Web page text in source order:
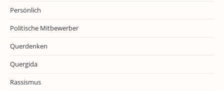
Persönlich
Politische Mitbewerber
Querdenken
Quergida
Rassismus